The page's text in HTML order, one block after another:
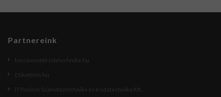
Partnereink
kecskemetirodatechnika.hu
Etikettem.hu
IT Pavilon Számítástechnika és Irodatechnika Kft.